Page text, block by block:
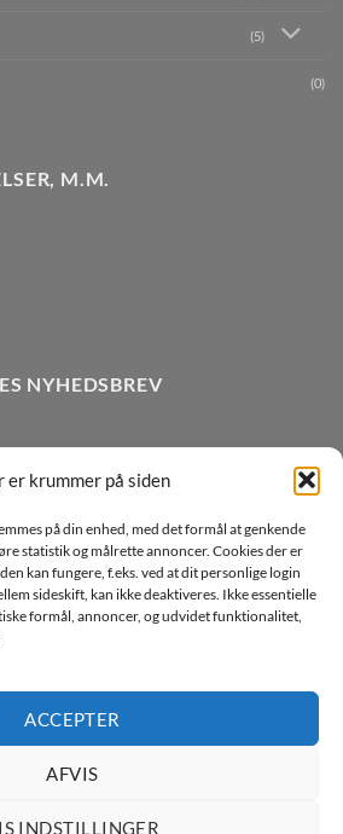
er krummer på siden
på din enhed, med det formål at genkende
statistik og målrette annoncer. Cookies der er
kan fungere, f.eks. ved at dit personlige login
sideskift, kan ikke deaktiveres. Ikke essentielle
formål, annoncer, og udvidet funktionalitet,
ACCEPTER
AFVIS
INDSTILLINGER
(5)
(0)
M.M.
NYHEDSBREV
mails fra TJdata!
2026 © TJdata ApS